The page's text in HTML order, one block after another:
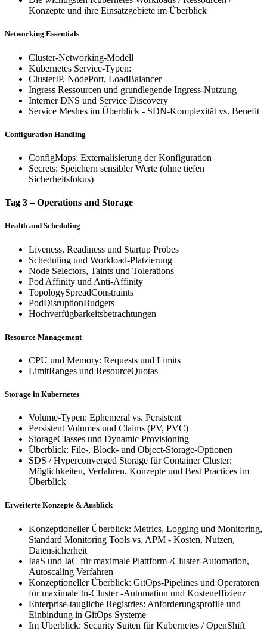
Konzepte und ihre Einsatzgebiete im Überblick
Networking Essentials
Cluster-Networking-Modell
Kubernetes Service-Typen:
ClusterIP, NodePort, LoadBalancer
Ingress Ressourcen und grundlegende Ingress-Nutzung
Interner DNS und Service Discovery
Service Meshes im Überblick - SDN-Komplexität vs. Benefit
Configuration Handling
ConfigMaps: Externalisierung der Konfiguration
Secrets: Speichern sensibler Werte (ohne tiefen
Sicherheitsfokus)
Tag 3 – Operations and Storage
Health and Scheduling
Liveness, Readiness und Startup Probes
Scheduling und Workload-Platzierung
Node Selectors, Taints und Tolerations
Pod Affinity und Anti-Affinity
TopologySpreadConstraints
PodDisruptionBudgets
Hochverfügbarkeitsbetrachtungen
Resource Management
CPU und Memory: Requests und Limits
LimitRanges und ResourceQuotas
Storage in Kubernetes
Volume-Typen: Ephemeral vs. Persistent
Persistent Volumes und Claims (PV, PVC)
StorageClasses und Dynamic Provisioning
Überblick: File-, Block- und Object-Storage-Optionen
SDS / Hyperconverged Storage für Container Cluster:
Möglichkeiten, Verfahren, Konzepte und Best Practices im
Überblick
Erweiterte Konzepte & Ausblick
Konzeptioneller Überblick: Metrics, Logging und Monitoring,
Standard Monitoring Tools vs. APM - Kosten, Nutzen,
Datensicherheit
IaaS und IaC für maximale Plattform-/Cluster-Automation,
Autoscaling Verfahren
Konzeptioneller Überblick: GitOps-Pipelines und Operatoren
für maximale In-Cluster -Automation und Kosteneffizienz
Enterprise-taugliche Registries: Anforderungsprofile und
Einbindung in GitOps Systeme
Im Überblick: Security Suiten für Kubernetes / OpenShift